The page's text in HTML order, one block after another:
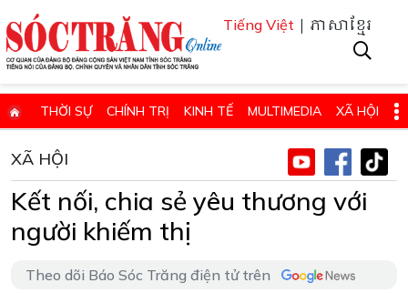
Tiếng Việt | ភាសាខ្មែរ
THỜI SỰ CHÍNH TRỊ KINH TẾ MULTIMEDIA XÃ HỘI
GIÁO DỤC - KHOA HỌC & CÔNG NGHỆ
QUỐC PHÒNG - AN NINH QUỐC TẾ SỨC KHỎE VÀ ĐỜI SỐNG
VĂN HÓA - THỂ THAO - DU LỊCH CHUYÊN ĐỀ
ĐIỂM BÁO - TIN VẮN ĐỊA PHƯƠNG
THÔNG BÁO - QUẢNG CÁO CHUYÊN TRANG
XÃ HỘI
Kết nối, chia sẻ yêu thương với
người khiếm thị
Theo dõi Báo Sóc Trăng điện tử trên